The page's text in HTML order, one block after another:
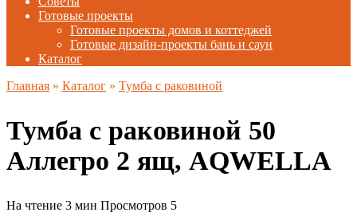
Готовые проекты
Готовые проекты домов и коттеджей
Готовые дизайн-проекты бань и саун
Каталог
Главная » Каталог » Тумба с раковиной
Тумба с раковиной 50
Аллегро 2 ящ, AQWELLA
На чтение 3 мин Просмотров 5